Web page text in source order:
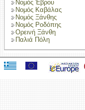
Νομός Έβρου
Νομός Καβάλας
Νομός Ξάνθης
Νομός Ροδόπης
Ορεινή Ξάνθη
Παλιά Πόλη